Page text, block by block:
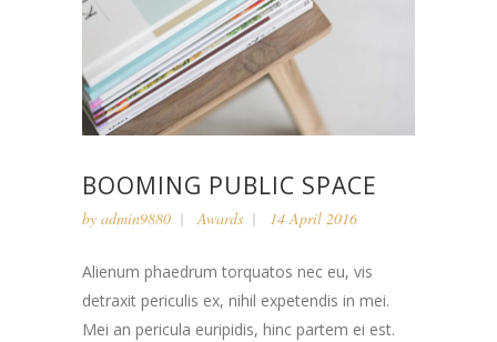
BOOMING PUBLIC SPACE
by admin9880 Awards 14 April 2016
Alienum phaedrum torquatos nec eu, vis
detraxit periculis ex, nihil expetendis in mei.
Mei an pericula euripidis, hinc partem ei est.